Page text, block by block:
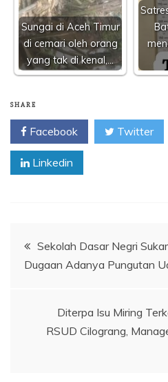
Sungai di Aceh Timur
di cemari oleh orang
yang tak di kenal,…
SHARE
Facebook Twitter
Linkedin
Navigasi
pos
Sekolah Dasar Negri
Dugaan Adanya Pungutan
Diterpa Isu Miring
RSUD Cilograng,